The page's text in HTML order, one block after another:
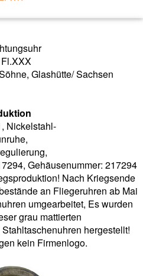
Glashütte/ Sachsen
Nickelstahl-
Gehäusenummer: 217294
Nach Kriegsende
an Fliegeruhren ab Mai
umgearbeitet, Es wurden
grau mattierten
hergestellt!
kein Firmenlogo.